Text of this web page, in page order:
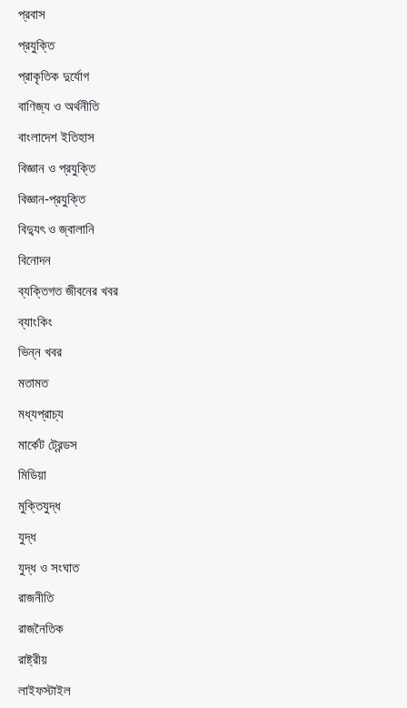
প্রবাস
প্রযুক্তি
প্রাকৃতিক দুর্যোগ
বাণিজ্য ও অর্থনীতি
বাংলাদেশ ইতিহাস
বিজ্ঞান ও প্রযুক্তি
বিজ্ঞান-প্রযুক্তি
বিদ্যুৎ ও জ্বালানি
বিনোদন
ব্যক্তিগত জীবনের খবর
ব্যাংকিং
ভিন্ন খবর
মতামত
মধ্যপ্রাচ্য
মার্কেট ট্রেন্ডস
মিডিয়া
মুক্তিযুদ্ধ
যুদ্ধ
যুদ্ধ ও সংঘাত
রাজনীতি
রাজনৈতিক
রাষ্ট্রীয়
লাইফস্টাইল